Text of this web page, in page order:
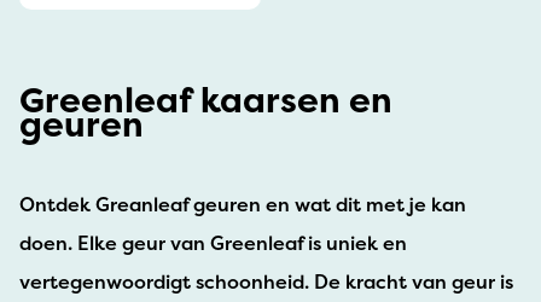
Greenleaf kaarsen en
geuren
Ontdek Greanleaf geuren en wat dit met je kan
doen. Elke geur van Greenleaf is uniek en
vertegenwoordigt schoonheid. De kracht van geur is